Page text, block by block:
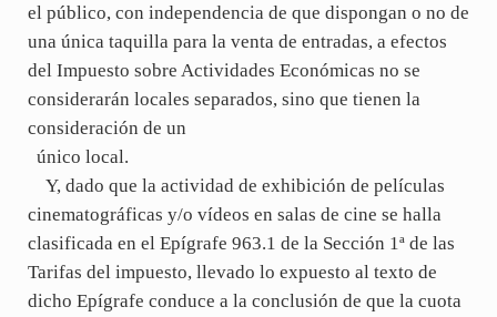
el público, con independencia de que dispongan o no de
una única taquilla para la venta de entradas, a efectos
del Impuesto sobre Actividades Económicas no se
considerarán locales separados, sino que tienen la
consideración de un
único local.
Y, dado que la actividad de exhibición de películas
cinematográficas y/o vídeos en salas de cine se halla
clasificada en el Epígrafe 963.1 de la Sección 1ª de las
Tarifas del impuesto, llevado lo expuesto al texto de
dicho Epígrafe conduce a la conclusión de que la cuota